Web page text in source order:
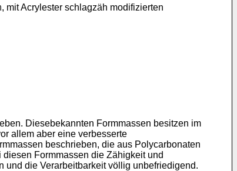
mit Acrylester schlagzäh modifizierten
Diesebekannten Formmassen besitzen im
allem aber eine verbesserte
beschrieben, die aus Polycarbonaten
Formmassen die Zähigkeit und
und die Verarbeitbarkeit völlig unbefriedigend.